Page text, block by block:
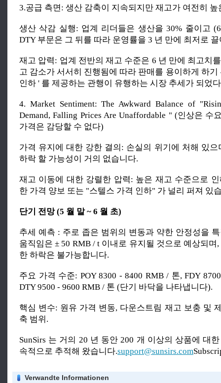
3.공급 측면: 생산 감축이 지속되지만 재고가 여전히 높
생산 삭감 실행: 업계 리더들은 생산을 30% 줄이고
DTY 부문은 그 뒤를 따라 운영률을 3 년 만에 최저로
재고 압력: 업계 전반의 재고 수준은 6 년 만에 최고치
고 감소가 서서히 진행됨에 따라 판매를 용이하게 하기
인하 ' 를 제공하는 관행이 유행하는 시장 추세가 되었
4. Market Sentiment: The Awkward Balance of
Demand, Falling Prices Are Unaffordable " (인상은 수
가격은 감당할 수 없다)
가격 유지에 대한 강한 결의: 손실의 위기에 처해 있으
하락 할 가능성이 거의 없습니다.
재고 이동에 대한 강렬한 압력: 높은 재고 수준으로
한 가격 양보 또는 "스텔스 가격 인하" 가 널리 퍼져 있
단기 전망 (5 월 말 ~ 6 월 초)
추세 예측 : 주로 좁은 범위의 변동과 약한 안정성을
움직임은 ± 50 RMB / t 이내로 유지될 것으로 예상되며
한 하락은 불가능합니다.
주요 가격 수준: POY 8300 - 8400 RMB / 톤, FDY
DTY 9500 - 9600 RMB / 톤 (단기 바닥을 나타냅니다).
핵심 변수: 원유 가격 변동, 다운스트림 재고 보충 및
축 범위.
SunSirs 는 거의 20 년 동안 200 개 이상의 상품에 대
속적으로 추적해 왔습니다.support@sunsirs.com
Verwandte Informationen